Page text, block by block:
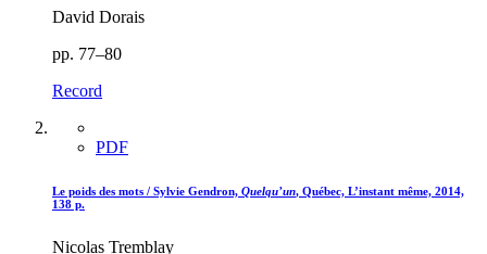
David Dorais
pp. 77–80
Record
PDF
Le poids des mots / Sylvie Gendron, Quelqu’un, Québec, L’instant même, 2014,
138 p.
Nicolas Tremblay